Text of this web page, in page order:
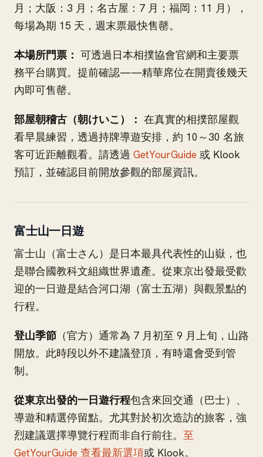
月；大阪：3 月；名古屋：7 月；福岡：11 月），
每場為期 15 天，週末票最快售罄。
本場所門票： 可透過日本相撲協會官網和主要票
務平台購買。提前確認——精華席位在開賣後幾天
內即可售罄。
部屋朝稽古（朝けいこ）： 在真實的相撲部屋觀
看早晨練習，透過持牌導遊安排，約 10～30 名旅
客可近距離觀看。請透過 GetYourGuide 或 Klook
預訂，並確認目前開放參觀的部屋資訊。
富士山一日遊
富士山（富士さん）是日本最具代表性的山嶽，也
是聯合國教科文組織世界遺產。從東京出發最受歡
迎的一日遊是結合河口湖（富士五湖）與觀景點的
行程。
登山季節 （官方）通常為 7 月初至 9 月上旬，山路
開放。此時段以外不建議登頂，有時還會受到管
制。
從東京出發的一日遊行程包含來回交通（巴士）、
導遊和精選停留點。尤其對於初次造訪的旅客，強
烈建議選擇導覽行程而非自行前往。 至
GetYourGuide 查看最新選項或 Klook。